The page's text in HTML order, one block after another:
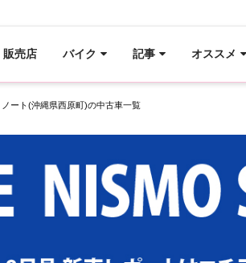
販売店 バイク 記事 オススメ
ノート(沖縄県西原町)の中古車一覧